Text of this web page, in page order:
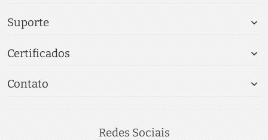
Suporte
Certificados
Contato
Redes Sociais